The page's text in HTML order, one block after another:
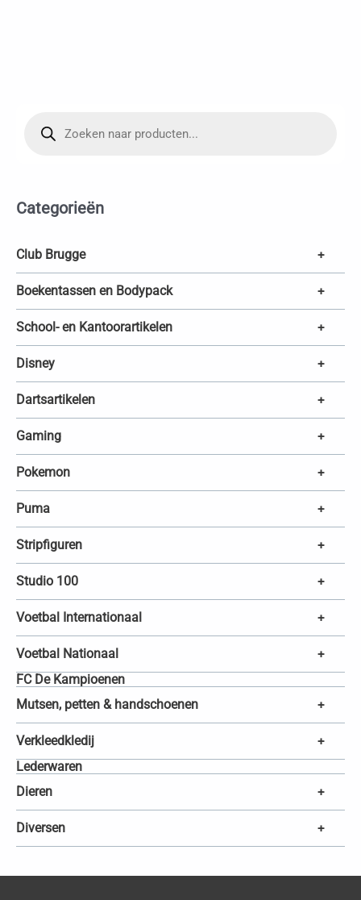
n
z
k
e
n
Categorieën
Club Brugge +
Boekentassen en Bodypack +
School- en Kantoorartikelen +
Disney +
Dartsartikelen +
Gaming +
Pokemon +
Puma +
Stripfiguren +
Studio 100 +
Voetbal Internationaal +
Voetbal Nationaal +
FC De Kampioenen
Mutsen, petten & handschoenen
+
Verkleedkledij +
Lederwaren
Dieren
+
Diversen +